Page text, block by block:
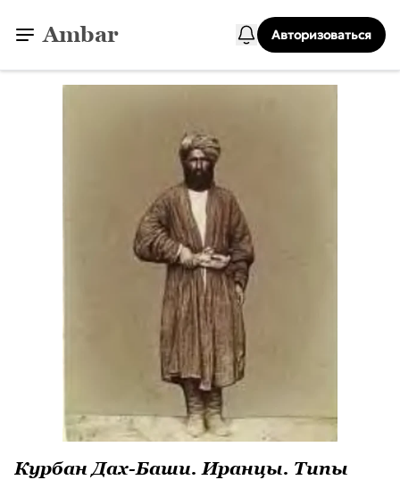
Ambar Авторизоваться
Курбан Дах-Баши. Иранцы. Типы